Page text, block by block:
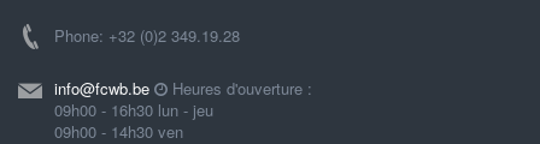
Phone: +32 (0)2 349.19.28
info@fcwb.be
Heures d'ouverture :
09h00 - 16h30 lun - jeu
09h00 - 14h30 ven